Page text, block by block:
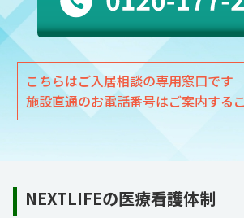
こちらはご入居相談の専用窓口です
施設直通のお電話番号はご案内する
NEXTLIFEの医療看護体制